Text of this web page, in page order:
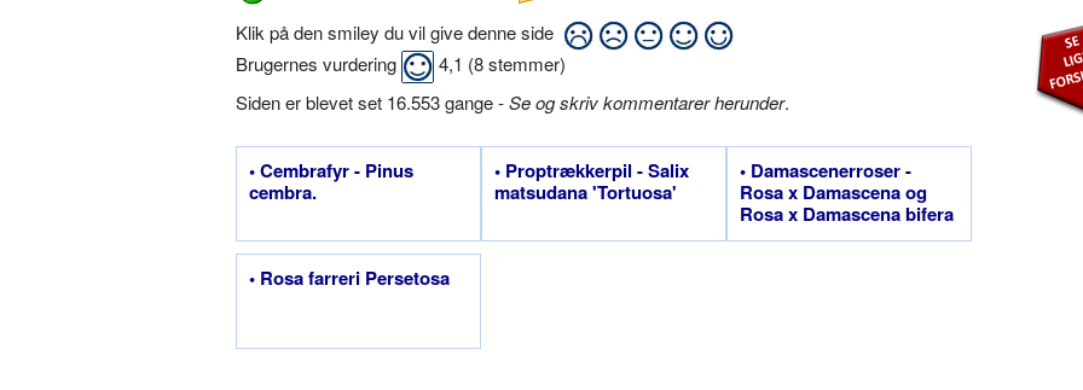
Klik på den smiley du vil give denne side
Brugernes vurdering
4,1 (8stemmer)
Siden er blevet set 16.553 gange -Se og skriv kommentarer herunder.
• Cembrafyr - Pinus
cembra.
• Proptrækkerpil - Salix
matsudana 'Tortuosa'
• Damascenerroser -
Rosa x Damascena og
Rosa x Damascena bifera
• Rosa farreri Persetosa